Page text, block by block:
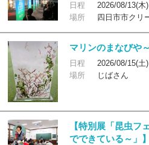
日程
2026/08/13(木)
場所
四日市市クリ
マリンのまなびや
日程
2026/08/15(土)
場所
じばさん
【特別展「昆虫フ
でできている～」